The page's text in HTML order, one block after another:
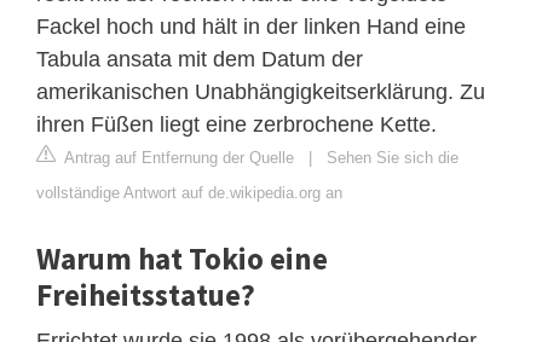
Fackel hoch und hält in der linken Hand eine
Tabula ansata mit dem Datum der
amerikanischen Unabhängigkeitserklärung. Zu
ihren Füßen liegt eine zerbrochene Kette.
Antrag auf Entfernung der Quelle | Sehen Sie sich die
vollständige Antwort auf de.wikipedia.org an
Warum hat Tokio eine
Freiheitsstatue?